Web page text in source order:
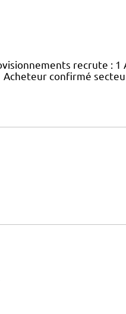
recrute :
confirmé